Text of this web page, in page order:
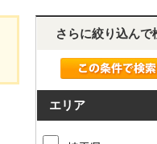
さらに絞り込んで
エリア